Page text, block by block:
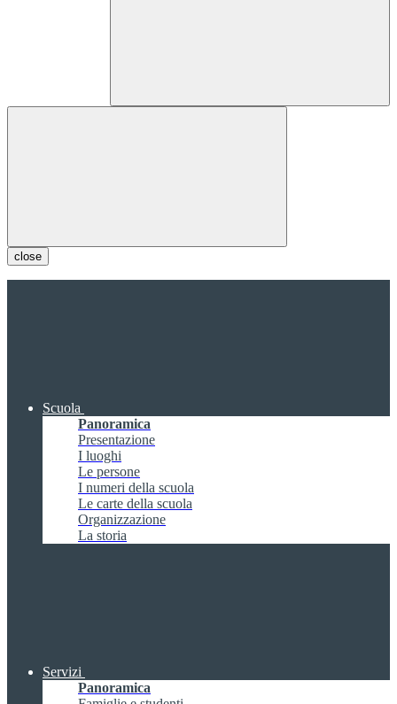
close
Scuola
Panoramica
Presentazione
I luoghi
Le persone
I numeri della scuola
Le carte della scuola
Organizzazione
La storia
Servizi
Panoramica